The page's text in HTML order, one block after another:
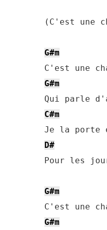
(C'est une
G#m
G#m
C#m
D#
Pour les
G#m
G#m